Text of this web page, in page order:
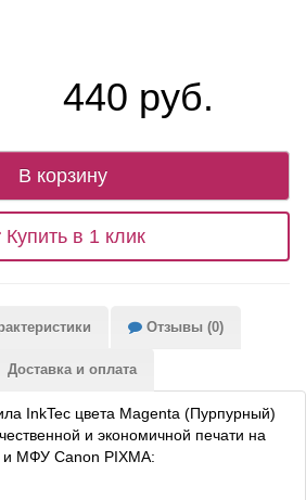
440 руб.
В корзину
Купить в 1 клик
Отзывы (0)
Доставка и оплата
InkTec цвета Magenta (Пурпурный)
и экономичной печати на
МФУ Canon PIXMA: